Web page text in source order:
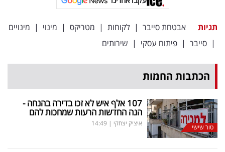
באייס
עקבו
אחרינו:
תגיות אבטחת סייבר | לקוחות | מטריקס | מינוי | מינויים
| סייבר | פיתוח עסקי | שירותים
הכתבות החמות
טור שישי
107 אלף איש לא זכו בדירה בהנחה -
הנה החדשות הרעות שמחכות להם
איציק יצחקי |
14:49